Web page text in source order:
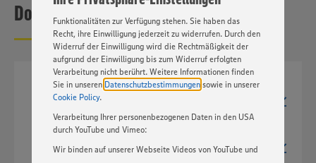
Basis Ihrer Einstellungen ggf. nicht mehr alle
Funktionalitäten zur Verfügung stehen. Sie haben das
Recht, ihre Einwilligung jederzeit zu widerrufen. Durch den
Widerruf der Einwilligung wird die Rechtmäßigkeit der
aufgrund der Einwilligung bis zum Widerruf erfolgten
Verarbeitung nicht berührt. Weitere Informationen finden
Sie in unseren Datenschutzbestimmungen sowie in unserer
Cookie Policy.
Verarbeitung Ihrer personenbezogenen Daten in den USA
durch YouTube und Vimeo:
Wir binden auf unserer Webseite Videos von YouTube und
Downloads
JPG
TIF
1286px x 3177px